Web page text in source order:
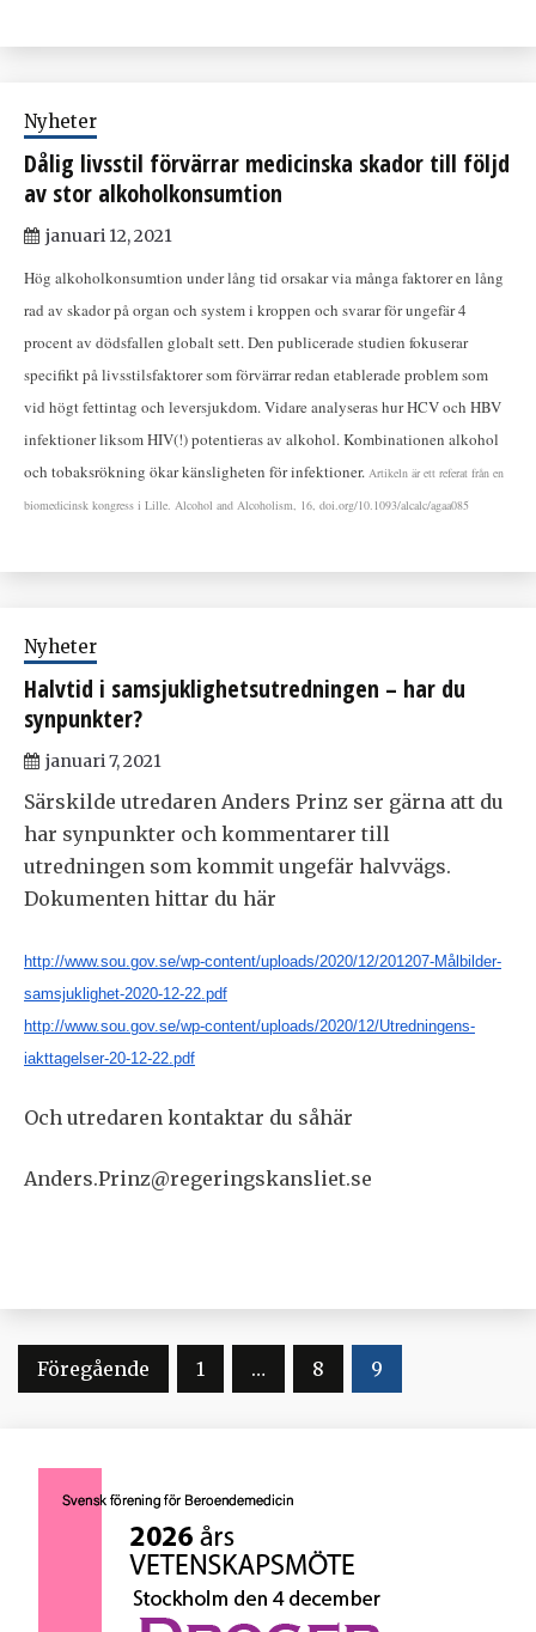
Nyheter
Dålig livsstil förvärrar medicinska skador till följd
av stor alkoholkonsumtion
januari 12, 2021
Hög alkoholkonsumtion under lång tid orsakar via många faktorer en lång
rad av skador på organ och system i kroppen och svarar för ungefär 4
procent av dödsfallen globalt sett. Den publicerade studien fokuserar
specifikt på livsstilsfaktorer som förvärrar redan etablerade problem som
vid högt fettintag och leversjukdom. Vidare analyseras hur HCV och HBV
infektioner liksom HIV(!) potentieras av alkohol. Kombinationen alkohol
och tobaksrökning ökar känsligheten för infektioner. Artikeln är ett referat från en
biomedicinsk kongress i Lille. Alcohol and Alcoholism, 16, doi.org/10.1093/alcalc/agaa085
Nyheter
Halvtid i samsjuklighetsutredningen – har du
synpunkter?
januari 7, 2021
Särskilde utredaren Anders Prinz ser gärna att du
har synpunkter och kommentarer till
utredningen som kommit ungefär halvvägs.
Dokumenten hittar du här
http://www.sou.gov.se/wp-content/uploads/2020/12/201207-Målbilder-
samsjuklighet-2020-12-22.pdf
http://www.sou.gov.se/wp-content/uploads/2020/12/Utredningens-
iakttagelser-20-12-22.pdf
Och utredaren kontaktar du såhär
Anders.Prinz@regeringskansliet.se
Sidnumrering
Föregående 1 … 8 9